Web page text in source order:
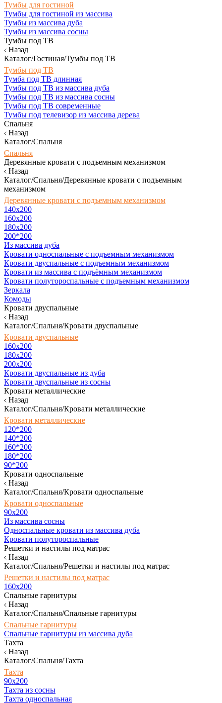
Тумбы для гостиной
Тумбы для гостиной из массива
Тумбы из массива дуба
Тумбы из массива сосны
Тумбы под ТВ
Назад
Каталог/Гостиная/Тумбы под ТВ
Тумбы под ТВ
Тумба под ТВ длинная
Тумбы под ТВ из массива дуба
Тумбы под ТВ из массива сосны
Тумбы под ТВ современные
Тумбы под телевизор из массива дерева
Спальня
Назад
Каталог/Спальня
Спальня
Деревянные кровати с подъемным механизмом
Назад
Каталог/Спальня/Деревянные кровати с подъемным
механизмом
Деревянные кровати с подъемным механизмом
140x200
160х200
180х200
200*200
Из массива дуба
Кровати односпальные с подъемным механизмом
Кровати двуспальные с подъемным механизмом
Кровати из массива с подъёмным механизмом
Кровати полутороспальные с подъемным механизмом
Зеркала
Комоды
Кровати двуспальные
Назад
Каталог/Спальня/Кровати двуспальные
Кровати двуспальные
160х200
180x200
200x200
Кровати двуспальные из дуба
Кровати двуспальные из сосны
Кровати металлические
Назад
Каталог/Спальня/Кровати металлические
Кровати металлические
120*200
140*200
160*200
180*200
90*200
Кровати односпальные
Назад
Каталог/Спальня/Кровати односпальные
Кровати односпальные
90х200
Из массива сосны
Односпальные кровати из массива дуба
Кровати полутороспальные
Решетки и настилы под матрас
Назад
Каталог/Спальня/Решетки и настилы под матрас
Решетки и настилы под матрас
160х200
Спальные гарнитуры
Назад
Каталог/Спальня/Спальные гарнитуры
Спальные гарнитуры
Спальные гарнитуры из массива дуба
Тахта
Назад
Каталог/Спальня/Тахта
Тахта
90х200
Тахта из сосны
Тахта односпальная